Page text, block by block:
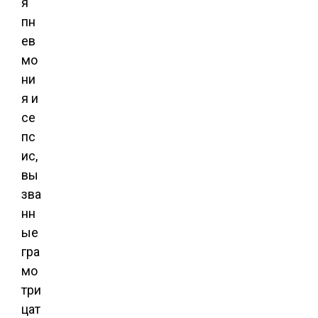
пн
ев
мо
ни
я и
се
пс
ис,
вы
зва
нн
ые
гра
мо
три
цат